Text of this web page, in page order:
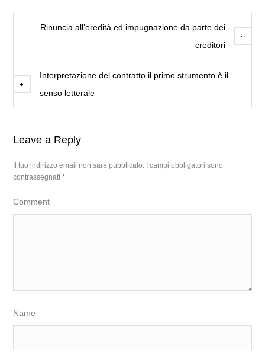
Rinuncia all’eredità ed impugnazione da parte dei
creditori
Interpretazione del contratto il primo strumento è il
senso letterale
Leave a Reply
Il tuo indirizzo email non sarà pubblicato.
I campi obbligatori sono
contrassegnati*
Comment
Name